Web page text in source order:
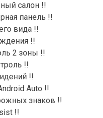
салон !!
панель !!
вида !!
!!
2 зоны !!
!!
!!
Auto !!
знаков !!
!!